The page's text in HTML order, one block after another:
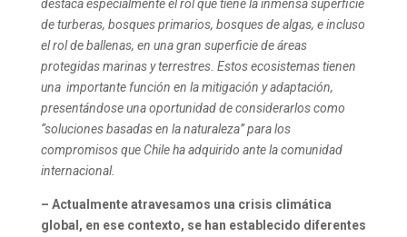
destaca especialmente el rol que tiene la inmensa superficie
de turberas, bosques primarios, bosques de algas, e incluso
el rol de ballenas, en una gran superficie de áreas
protegidas marinas y terrestres. Estos ecosistemas tienen
una importante función en la mitigación y adaptación,
presentándose una oportunidad de considerarlos como
“soluciones basadas en la naturaleza” para los
compromisos que Chile ha adquirido ante la comunidad
internacional.
– Actualmente atravesamos una crisis climática
global, en ese contexto, se han establecido diferentes